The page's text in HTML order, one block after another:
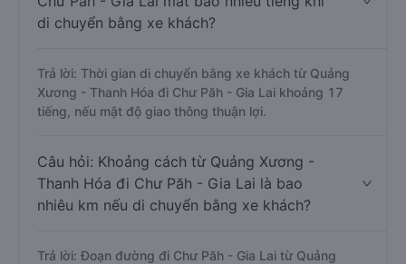
di chuyển bằng xe khách?
Trả lời: Thời gian di chuyển bằng xe khách từ Quảng
Xương - Thanh Hóa đi Chư Păh - Gia Lai khoảng 17
tiếng, nếu mật độ giao thông thuận lợi.
Câu hỏi: Khoảng cách từ Quảng Xương -
Thanh Hóa đi Chư Păh - Gia Lai là bao
nhiêu km nếu di chuyển bằng xe khách?
Trả lời: Đoạn đường đi Chư Păh - Gia Lai từ Quảng